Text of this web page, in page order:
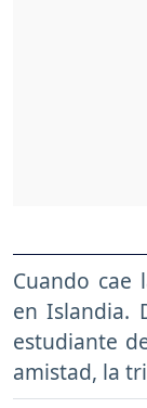
Cuando
en Islandia.
estudiante
amistad, la